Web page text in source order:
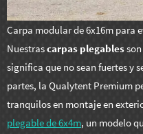
Carpa modular de 6x16m para
Nuestrascarpas plegables
significa que no sean fuertes y
partes, la Qualytent Premium
tranquilos en montaje en
plegable de 6x4m, un modelo